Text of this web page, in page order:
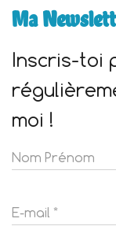
Ma
Inscris-toi
moi !